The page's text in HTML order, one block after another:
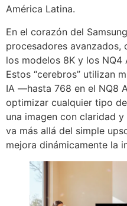
América Latina.
En el corazón del
procesadores avanzados,
los modelos 8K y los NQ4
Estos “cerebros” utilizan
IA —hasta 768 en el NQ8
optimizar cualquier tipo
una imagen con claridad
va más allá del simple
mejora dinámicamente la